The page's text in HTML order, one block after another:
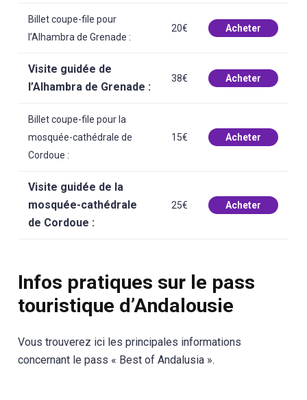
Billet coupe-file pour
l’Alhambra de Grenade :
20€ Acheter
Visite guidée de
l’Alhambra de Grenade :
38€ Acheter
Billet coupe-file pour la
mosquée-cathédrale de
Cordoue :
15€ Acheter
Visite guidée de la
mosquée-cathédrale
de Cordoue :
25€ Acheter
Infos pratiques sur le pass
touristique d’Andalousie
Vous trouverez ici les principales informations
concernant le pass « Best of Andalusia ».